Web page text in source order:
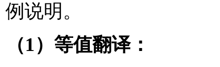
例说明。
（1）等值翻译：